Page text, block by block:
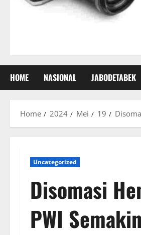
HOME NASIONAL JABODETABEK
Home 2024 Mei 19
Uncategorized
Disomasi
PWI